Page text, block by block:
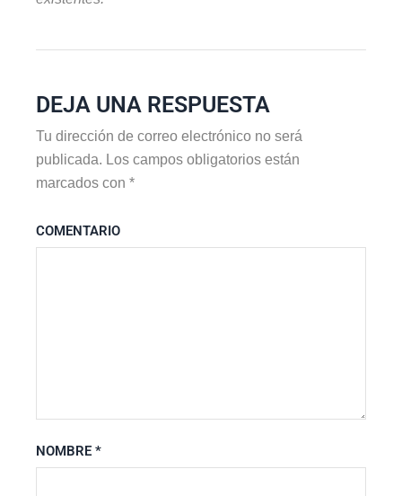
DEJA UNA RESPUESTA
Tu dirección de correo electrónico no será
publicada. Los campos obligatorios están
marcados con*
COMENTARIO
NOMBRE*